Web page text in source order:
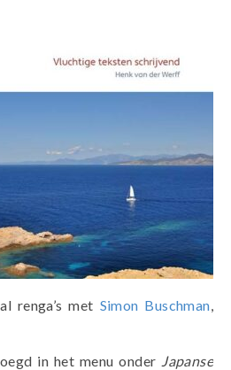
renga’s met Simon Buschman,
in het menu onder Japanse